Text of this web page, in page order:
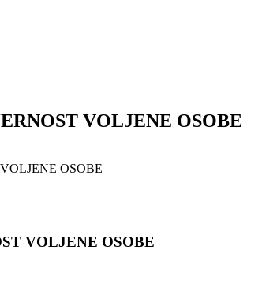
VOLJENE OSOBE
OSOBE
VOLJENE OSOBE